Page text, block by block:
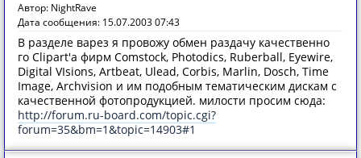
Автор: NightRave
Дата сообщения: 15.07.2003 07:43
В разделе варез я провожу обмен раздачу качественно
го Clipart'а фирм Comstock, Photodics, Ruberball, Eyewire,
Digital VIsions, Artbeat, Ulead, Corbis, Marlin, Dosch, Time
Image, Archvision и им подобным тематическим дискам с
качественной фотопродукцией. милости просим сюда:
http://forum.ru-board.com/topic.cgi?
forum=35&bm=1&topic=14903#1